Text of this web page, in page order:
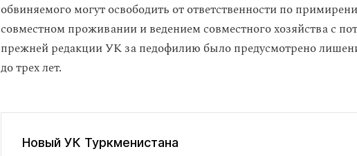
обвиняемого могут освободить от ответственности по
совместном проживании и ведением совместного хозяйства с
прежней редакции УК за педофилию было предусмотрено
до трех лет.
Новый УК Туркменистана